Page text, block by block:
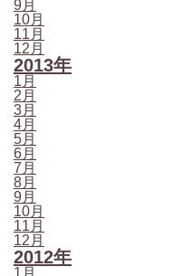
9月
10月
11月
12月
2013年
1月
2月
3月
4月
5月
6月
7月
8月
9月
10月
11月
12月
2012年
1月